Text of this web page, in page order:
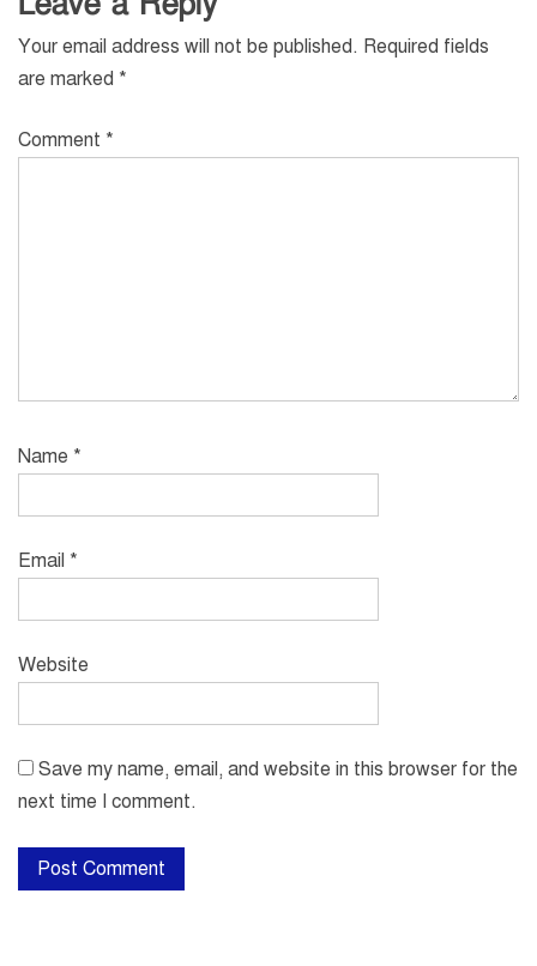
Your email address will not be published. Required fields
are marked *
Comment *
Name *
Email *
Website
Save my name, email, and website in this browser for the
next time I comment.